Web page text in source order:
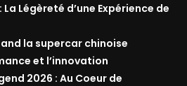
La Légèreté d’une Expérience de
la supercar chinoise
et l’innovation
2026 : Au Coeur de